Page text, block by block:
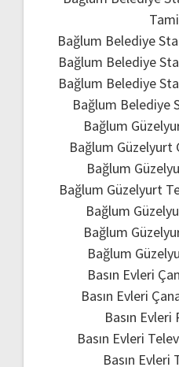
Bağlum Belediye
Bağlum Belediye
Bağlum Belediye
Bağlum Belediye
Bağlum
Bağlum Güzelyurt
Bağlum
Bağlum Güzelyurt
Bağlum
Bağlum
Bağlum
Basın Evleri
Basın Evleri
Basın
Basın Evleri
Basın Evleri